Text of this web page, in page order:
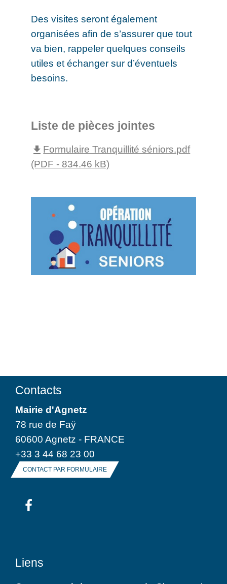
Des visites seront également
organisées afin de s’assurer que tout
va bien, rappeler quelques conseils
utiles et échanger sur d’éventuels
besoins.
Liste de pièces jointes
file_download Formulaire Tranquillité séniors.pdf
(PDF - 834.46 kB)
Contacts
Mairie d'Agnetz
78 rue de Faÿ
60600 Agnetz - FRANCE
+33 3 44 68 23 00
CONTACT PAR FORMULAIRE
Liens